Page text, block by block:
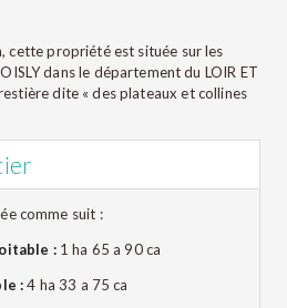
cette propriété est située sur les
dans le département du LOIR ET
dite « des plateaux et collines
comme suit :
:1 ha 65 a 90 ca
:4 ha 33 a 75 ca